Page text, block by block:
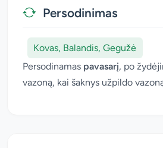
Persodinimas
Kovas, Balandis, Gegužė
Persodinamas pavasarį, po
vazoną, kai šaknys užpildo